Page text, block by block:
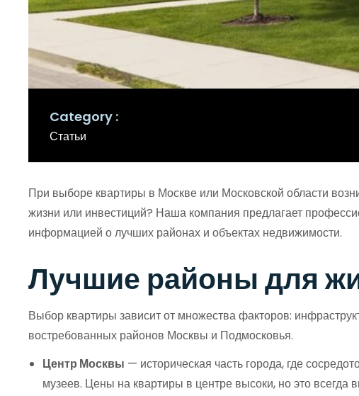
Category
Статьи
При выборе квартиры в Москве или Московской области
жизни или инвестиций? Наша компания предлагает
информацией о лучших районах и объектах недвижимости.
Лучшие районы для
Выбор квартиры зависит от множества факторов:
востребованных районов Москвы и Подмосковья.
Центр Москвы — историческая часть города, где
музеев. Цены на квартиры в центре высоки, но это всегда